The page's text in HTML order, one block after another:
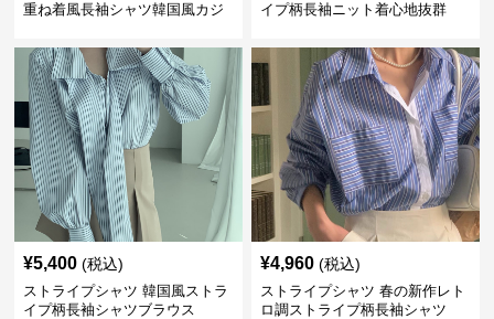
重ね着風長袖シャツ韓国風カジ
イプ柄長袖ニット着心地抜群
¥5,400 (税込)
ストライプシャツ 韓国風ストラ
イプ柄長袖シャツブラウス
¥4,960 (税込)
ストライプシャツ 春の新作レト
ロ調ストライプ柄長袖シャツ